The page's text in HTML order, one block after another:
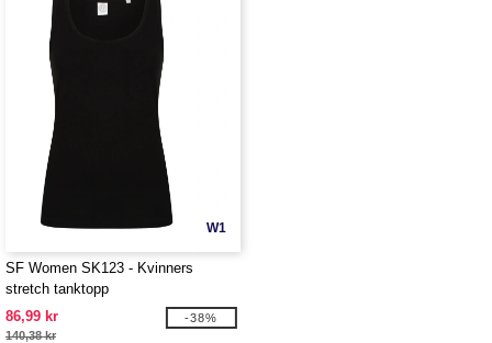
W1
SF Women SK123 - Kvinners
stretch tanktopp
86,99 kr
140,38 kr
-38%